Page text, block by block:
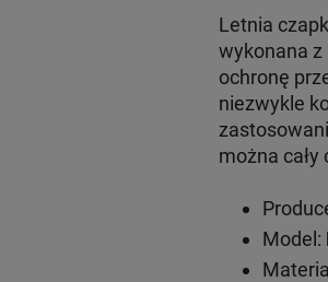
Letnia
wykonana z
ochronę
niezwykle
można
Model: